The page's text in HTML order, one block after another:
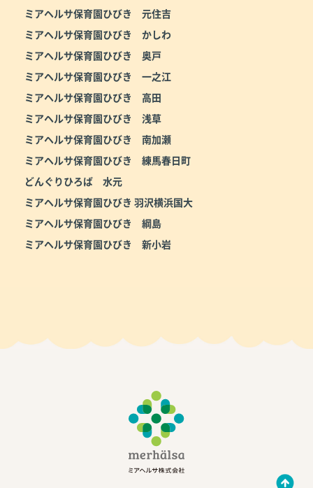
ミアヘルサ保育園ひびき 元住吉
ミアヘルサ保育園ひびき かしわ
ミアヘルサ保育園ひびき 奥戸
ミアヘルサ保育園ひびき 一之江
ミアヘルサ保育園ひびき 高田
ミアヘルサ保育園ひびき 浅草
ミアヘルサ保育園ひびき 南加瀬
ミアヘルサ保育園ひびき 練馬春日町
どんぐりひろば 水元
ミアヘルサ保育園ひびき 羽沢横浜国大
ミアヘルサ保育園ひびき 綱島
ミアヘルサ保育園ひびき 新小岩